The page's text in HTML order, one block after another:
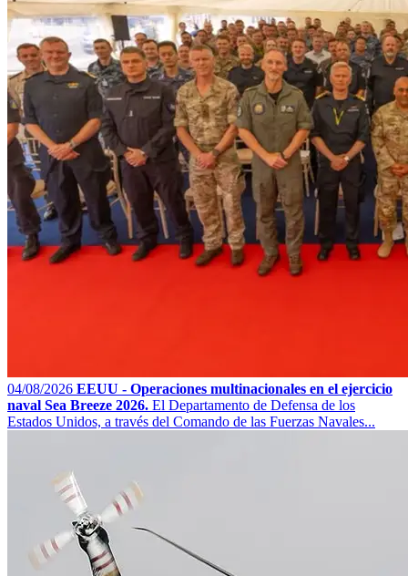
04/08/2026 EEUU - Operaciones multinacionales en el ejercicio
naval Sea Breeze 2026. El Departamento de Defensa de los
Estados Unidos, a través del Comando de las Fuerzas Navales...